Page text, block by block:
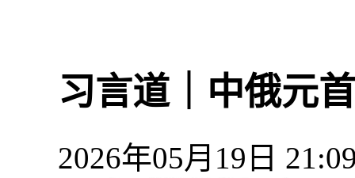
习言道｜中俄元
2026年05月19日